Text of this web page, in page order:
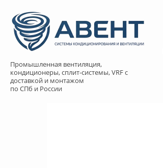
Промышленная вентиляция,
кондиционеры, сплит-системы, VRF с
доставкой и монтажом
по СПб и России